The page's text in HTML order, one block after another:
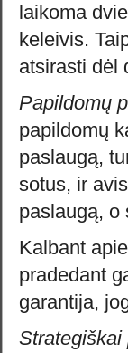
laikoma
keleivis.
atsirasti dėl
Papildomų
papildomų
paslaugą,
sotus, ir
paslaugą, o
Kalbant
pradedant
garantija,
Strategiškai